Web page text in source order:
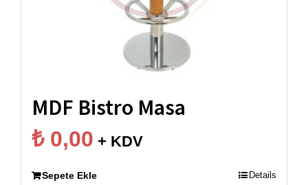
MDF Bistro Masa
₺0,00 + KDV
Sepete Ekle Details